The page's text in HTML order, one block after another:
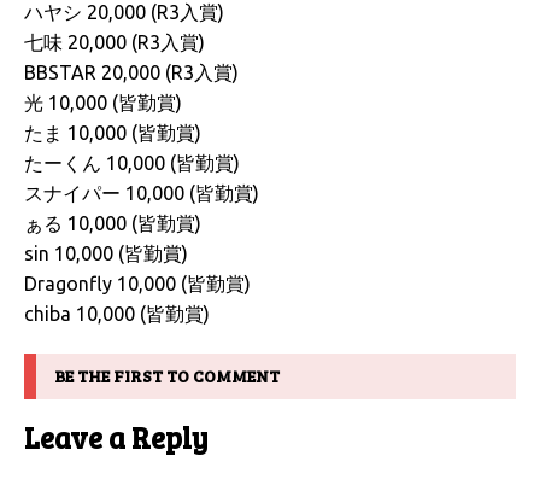
ハヤシ 20,000 (R3入賞)
七味 20,000 (R3入賞)
BBSTAR 20,000 (R3入賞)
光 10,000 (皆勤賞)
たま 10,000 (皆勤賞)
たーくん 10,000 (皆勤賞)
スナイパー 10,000 (皆勤賞)
ぁる 10,000 (皆勤賞)
sin 10,000 (皆勤賞)
Dragonfly 10,000 (皆勤賞)
chiba 10,000 (皆勤賞)
BE THE FIRST TO COMMENT
Leave a Reply